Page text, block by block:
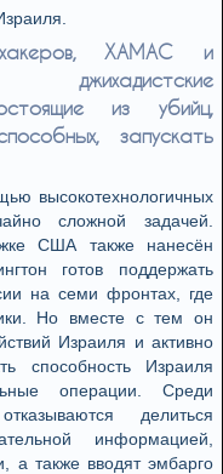
ХАМАС и
из убийц,
запускать
высокотехнологичных
сложной задачей.
США также нанесён
готов поддержать
на семи фронтах, где
Но вместе с тем он
Израиля и активно
способность Израиля
операции. Среди
делиться
информацией,
а также вводят эмбарго